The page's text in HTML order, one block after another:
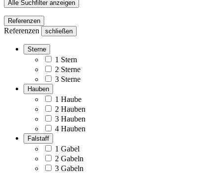
Alle Suchfilter anzeigen
Referenzen
Referenzen schließen
Sterne
1 Stern
2 Sterne
3 Sterne
Hauben
1 Haube
2 Hauben
3 Hauben
4 Hauben
Falstaff
1 Gabel
2 Gabeln
3 Gabeln